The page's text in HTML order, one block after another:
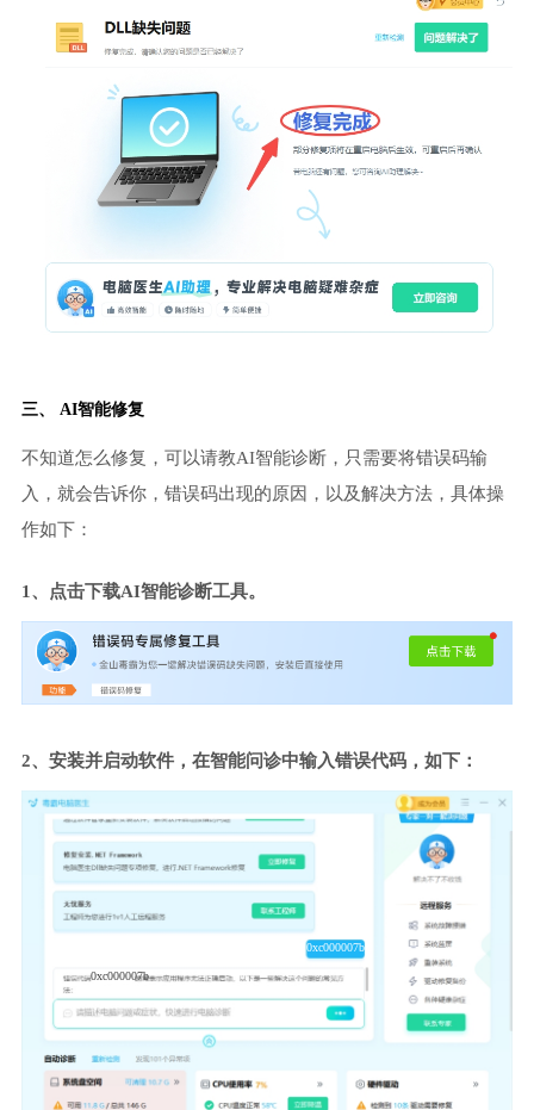
三、 AI智能修复
不知道怎么修复，可以请教AI智能诊断，只需要将错误码输
入，就会告诉你，错误码出现的原因，以及解决方法，具体操
作如下：
1、点击下载AI智能诊断工具。
2、安装并启动软件，在智能问诊中输入错误代码，如下：
0xc000007b
0xc000007b